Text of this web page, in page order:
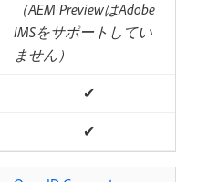
（AEM PreviewはAdobe
IMSをサポートしてい
ません）
✔
✔